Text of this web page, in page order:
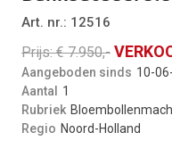
Art. nr.: 12516
Prijs: € 7.950,-
Aangeboden sinds 10-
Aantal
1
Rubriek
Regio Noord-Holland